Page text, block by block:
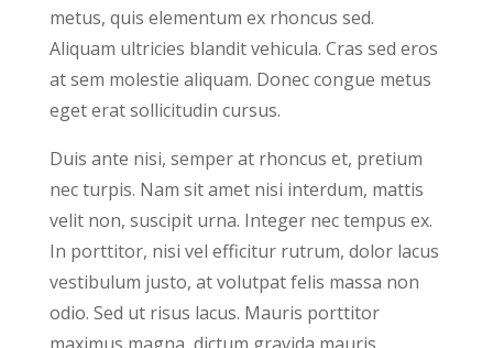
metus, quis elementum ex rhoncus sed.
Aliquam ultricies blandit vehicula. Cras sed eros
at sem molestie aliquam. Donec congue metus
eget erat sollicitudin cursus.
Duis ante nisi, semper at rhoncus et, pretium
nec turpis. Nam sit amet nisi interdum, mattis
velit non, suscipit urna. Integer nec tempus ex.
In porttitor, nisi vel efficitur rutrum, dolor lacus
vestibulum justo, at volutpat felis massa non
odio. Sed ut risus lacus. Mauris porttitor